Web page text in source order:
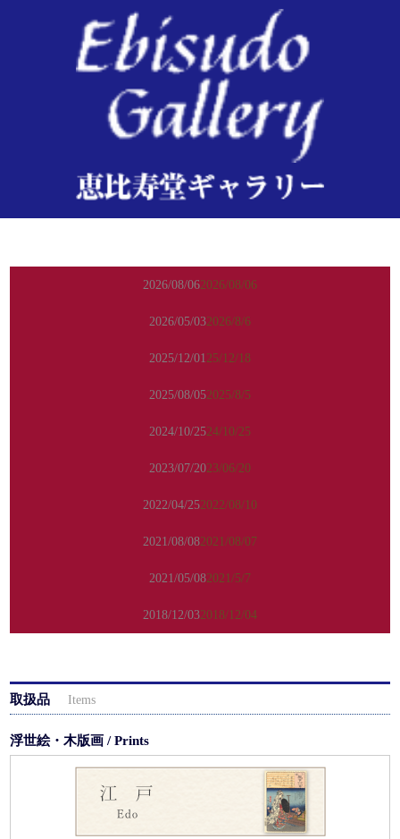
2026/08/062026/08/06
2026/05/032026/8/6
2025/12/01 25/12/18
2025/08/052025/8/5
2024/10/2524/10/25
2023/07/2023/06/20
2022/04/252022/08/10
2021/08/082021/08/07
2021/05/082021/5/7
2018/12/032018/12/04
取扱品 Items
浮世絵・木版画 / Prints